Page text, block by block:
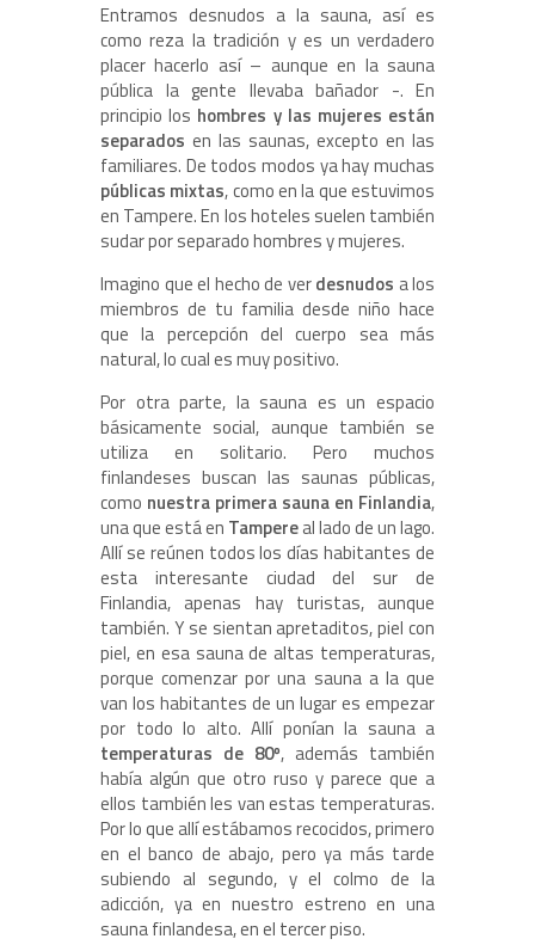
Entramos desnudos a la sauna, así es
como reza la tradición y es un verdadero
placer hacerlo así – aunque en la sauna
pública la gente llevaba bañador -. En
principio los hombres y las mujeres están
separados en las saunas, excepto en las
familiares. De todos modos ya hay muchas
públicas mixtas, como en la que estuvimos
en Tampere. En los hoteles suelen también
sudar por separado hombres y mujeres.
Imagino que el hecho de verdesnudos a los
miembros de tu familia desde niño hace
que la percepción del cuerpo sea más
natural, lo cual es muy positivo.
Por otra parte, la sauna es un espacio
básicamente social, aunque también se
utiliza en solitario. Pero muchos
finlandeses buscan las saunas públicas,
como nuestra primera sauna en Finlandia,
una que está en Tampereal lado de un lago.
Allí se reúnen todos los días habitantes de
esta interesante ciudad del sur de
Finlandia, apenas hay turistas, aunque
también. Y se sientan apretaditos, piel con
piel, en esa sauna de altas temperaturas,
porque comenzar por una sauna a la que
van los habitantes de un lugar es empezar
por todo lo alto. Allí ponían la sauna a
temperaturas de 80º, además también
había algún que otro ruso y parece que a
ellos también les van estas temperaturas.
Por lo que allí estábamos recocidos, primero
en el banco de abajo, pero ya más tarde
subiendo al segundo, y el colmo de la
adicción, ya en nuestro estreno en una
sauna finlandesa, en el tercer piso.